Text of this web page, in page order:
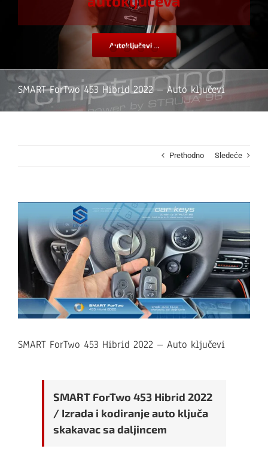
Autoključevi ...
SMART ForTwo 453 Hibrid 2022 – Auto ključevi
Prethodno Sledeće
SMART ForTwo 453 Hibrid 2022 – Auto ključevi
SMART ForTwo 453 Hibrid 2022
/ Izrada i kodiranje auto ključa
skakavac sa daljincem